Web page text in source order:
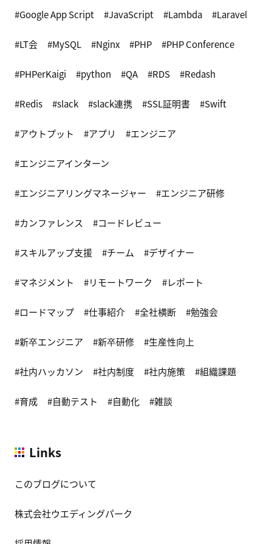
Google App Script JavaScript Lambda Laravel
LT会 MySQL Nginx PHP PHP Conference
PHPerKaigi python QA RDS Redash
Redis slack slack連携 SSL証明書 Swift
アウトプット アプリ エンジニア
エンジニアインターン
エンジニアリングマネージャー エンジニア研修
カンファレンス コードレビュー
スキルアップ支援 チーム デザイナー
マネジメント リモートワーク レポート
ロードマップ 仕事紹介 全社横断 勉強会
新卒エンジニア 新卒研修 生産性向上
社内ハッカソン 社内制度 社内施策 組織課題
育成 自動テスト 自動化 雑談
Links
このブログについて
株式会社ウエディングパーク